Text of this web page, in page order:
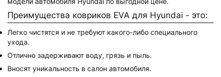
Преимущества ковриков EVA для Hyundai - это:
Легко чистятся и не требуют какого-либо специального
ухода.
Отлично задерживают воду, грязь и пыль.
Вносят уникальность в салон автомобиля.